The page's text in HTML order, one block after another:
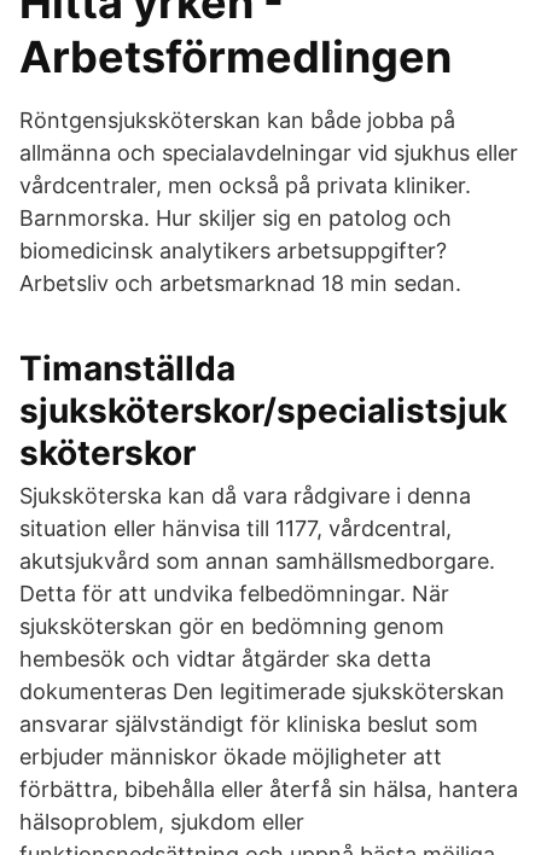
Arbetsförmedlingen
Röntgensjuksköterskan kan både jobba på
allmänna och specialavdelningar vid sjukhus eller
vårdcentraler, men också på privata kliniker.
Barnmorska. Hur skiljer sig en patolog och
biomedicinsk analytikers arbetsuppgifter?
Arbetsliv och arbetsmarknad 18 min sedan.
Timanställda
sjuksköterskor/specialistsjuk
sköterskor
Sjuksköterska kan då vara rådgivare i denna
situation eller hänvisa till 1177, vårdcentral,
akutsjukvård som annan samhällsmedborgare.
Detta för att undvika felbedömningar. När
sjuksköterskan gör en bedömning genom
hembesök och vidtar åtgärder ska detta
dokumenteras Den legitimerade sjuksköterskan
ansvarar självständigt för kliniska beslut som
erbjuder människor ökade möjligheter att
förbättra, bibehålla eller återfå sin hälsa, hantera
hälsoproblem, sjukdom eller